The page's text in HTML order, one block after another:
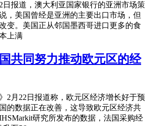
日报道，澳大利亚国家银行的亚洲市场策
，美国曾经是亚洲的主要出口市场，但
变。美国正从邻国墨西哥进口更多的食
上满
共同努力推动欧元区的经
2月22日报道称，欧元区经济增长好于预
的数据正在改善，这导致欧元区经济共
研究所发布的数据，法国采购经